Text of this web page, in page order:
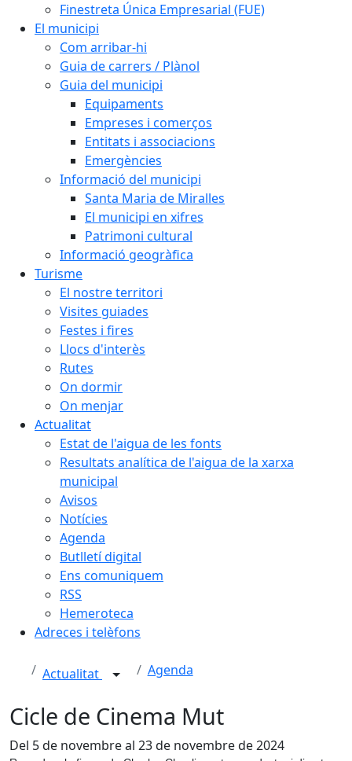
Finestreta Única Empresarial (FUE)
El municipi
Com arribar-hi
Guia de carrers / Plànol
Guia del municipi
Equipaments
Empreses i comerços
Entitats i associacions
Emergències
Informació del municipi
Santa Maria de Miralles
El municipi en xifres
Patrimoni cultural
Informació geogràfica
Turisme
El nostre territori
Visites guiades
Festes i fires
Llocs d'interès
Rutes
On dormir
On menjar
Actualitat
Estat de l'aigua de les fonts
Resultats analítica de l'aigua de la xarxa
municipal
Avisos
Notícies
Agenda
Butlletí digital
Ens comuniquem
RSS
Hemeroteca
Adreces i telèfons
Actualitat Agenda
Cicle de Cinema Mut
Del 5 de novembre al 23 de novembre de 2024